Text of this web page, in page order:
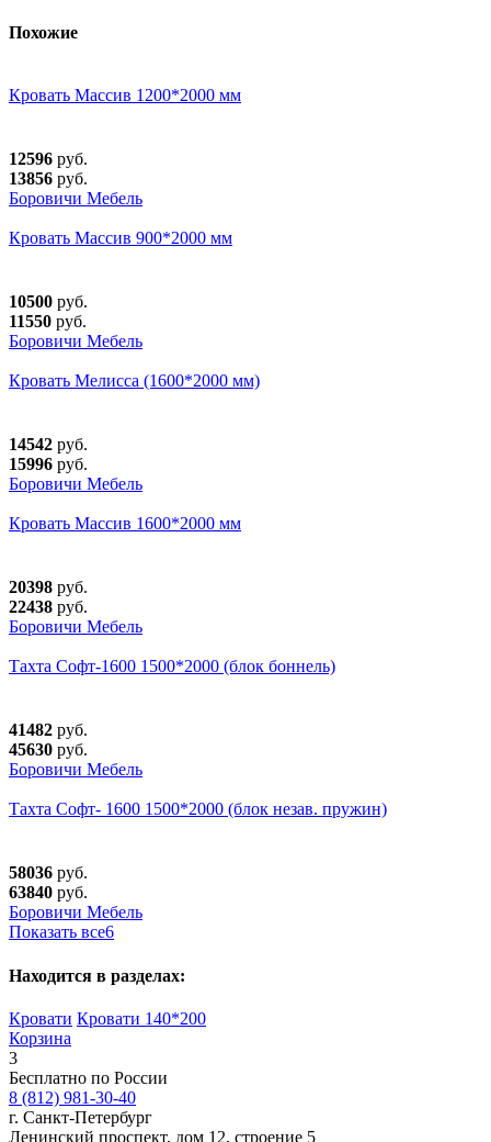
Похожие
Кровать Массив 1200*2000 мм
12596 руб.
13856 руб.
Боровичи Мебель
Кровать Массив 900*2000 мм
10500 руб.
11550 руб.
Боровичи Мебель
Кровать Мелисса (1600*2000 мм)
14542 руб.
15996 руб.
Боровичи Мебель
Кровать Массив 1600*2000 мм
20398 руб.
22438 руб.
Боровичи Мебель
Тахта Софт-1600 1500*2000 (блок боннель)
41482 руб.
45630 руб.
Боровичи Мебель
Тахта Софт- 1600 1500*2000 (блок незав. пружин)
58036 руб.
63840 руб.
Боровичи Мебель
Показать все6
Находится в разделах:
Кровати Кровати 140*200
Корзина
3
Бесплатно по России
8 (812) 981-30-40
г. Санкт-Петербург
Ленинский проспект, дом 12, строение 5